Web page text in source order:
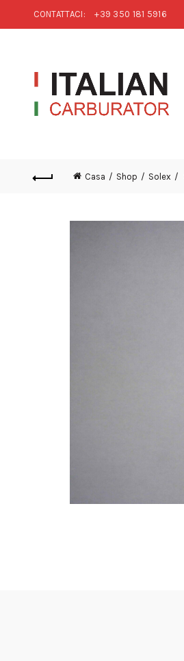
CONTATTACI: +39 350 181 5916
Casa Shop Solex